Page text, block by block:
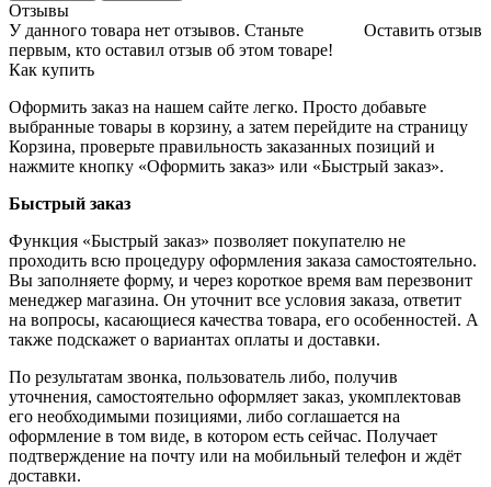
Отзывы
Оставить отзыв
У данного товара нет отзывов. Станьте
первым, кто оставил отзыв об этом товаре!
Как купить
Оформить заказ на нашем сайте легко. Просто добавьте
выбранные товары в корзину, а затем перейдите на страницу
Корзина, проверьте правильность заказанных позиций и
нажмите кнопку «Оформить заказ» или «Быстрый заказ».
Быстрый заказ
Функция «Быстрый заказ» позволяет покупателю не
проходить всю процедуру оформления заказа самостоятельно.
Вы заполняете форму, и через короткое время вам перезвонит
менеджер магазина. Он уточнит все условия заказа, ответит
на вопросы, касающиеся качества товара, его особенностей. А
также подскажет о вариантах оплаты и доставки.
По результатам звонка, пользователь либо, получив
уточнения, самостоятельно оформляет заказ, укомплектовав
его необходимыми позициями, либо соглашается на
оформление в том виде, в котором есть сейчас. Получает
подтверждение на почту или на мобильный телефон и ждёт
доставки.